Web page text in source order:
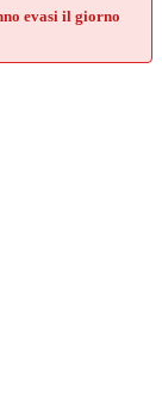
evasi il giorno